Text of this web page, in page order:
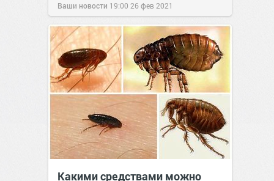
Ваши новости 19:00 26 фев 2021
Какими средствами можно